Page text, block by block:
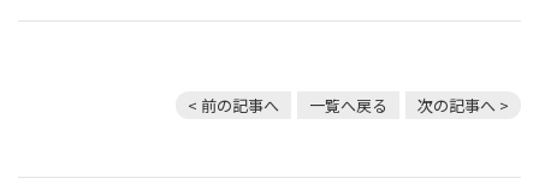
< 前の記事へ 一覧へ戻る 次の記事へ >